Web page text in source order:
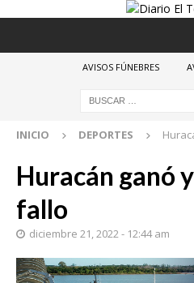
AVISOS FÚNEBRES
INICIO DEPORTES
Huracán ganó
fallo
diciembre 21, 2022 - 12:44 am